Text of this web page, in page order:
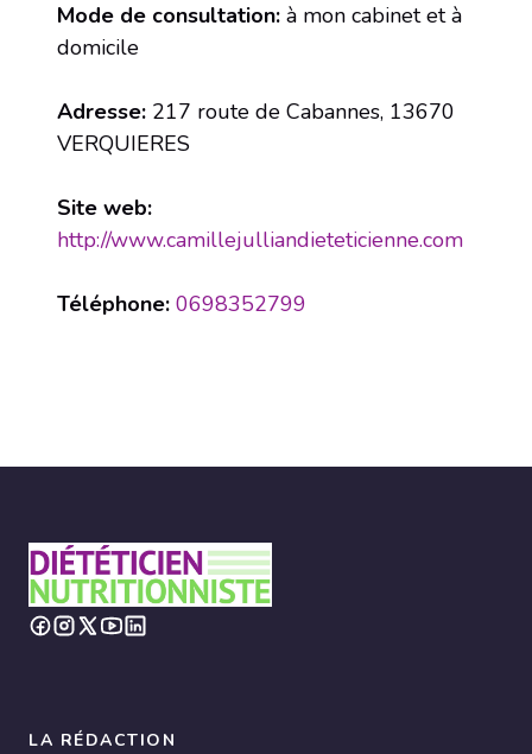
Mode de consultation: à mon cabinet et à
domicile
Adresse: 217 route de Cabannes, 13670
VERQUIERES
Site web:
http://www.camillejulliandieteticienne.com
Téléphone: 0698352799
LA RÉDACTION